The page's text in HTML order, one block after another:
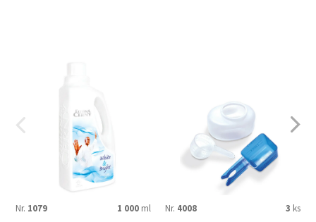
Nr. 1079 1 000 ml Nr. 4008 3 ks